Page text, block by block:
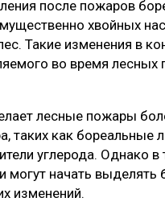
И ЗАЩИТА
ПЛИТ
СУШКА
после пожаров
хвойных
Такие изменения в
во время
лесные пожары
таких как бореальные
углерода. Однако
могут начать
изменений.